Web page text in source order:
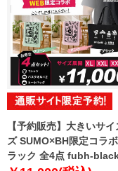
【予約販売】大きいサ
ズ SUMO×BH限定コラ
ラック 全4点 fubh-